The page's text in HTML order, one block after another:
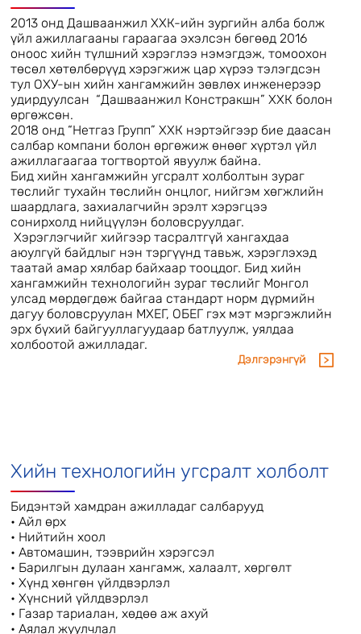
2013 онд Дашваанжил ХХК-ийн зургийн алба болж
үйл ажиллагааны гараагаа эхэлсэн бөгөөд 2016
оноос хийн түлшний хэрэглээ нэмэгдэж, томоохон
төсөл хөтөлбөрүүд хэрэгжиж цар хүрээ тэлэгдсэн
тул ОХУ-ын хийн хангамжийн зөвлөх инженерээр
удирдуулсан “Дашваанжил Констракшн” ХХК болон
өргөжсөн.
2018 онд “Нетгаз Групп” ХХК нэртэйгээр бие даасан
салбар компани болон өргөжиж өнөөг хүртэл үйл
ажиллагаагаа тогтвортой явуулж байна.
Бид хийн хангамжийн угсралт холболтын зураг
төслийг тухайн төслийн онцлог, нийгэм хөгжлийн
шаардлага, захиалагчийн эрэлт хэрэгцээ
сонирхолд нийцүүлэн боловсруулдаг.
Хэрэглэгчийг хийгээр тасралтгүй хангахдаа
аюулгүй байдлыг нэн тэргүүнд тавьж, хэрэглэхэд
таатай амар хялбар байхаар тооцдог. Бид хийн
хангамжийн технологийн зураг төслийг Монгол
улсад мөрдөгдөж байгаа стандарт норм дүрмийн
дагуу боловсруулан МХЕГ, ОБЕГ гэх мэт мэргэжлийн
эрх бүхий байгууллагуудаар батлуулж, уялдаа
холбоотой ажилладаг.
Дэлгэрэнгүй
Хийн технологийн угсралт холболт
Бидэнтэй хамдран ажилладаг салбарууд
• Айл өрх
• Нийтийн хоол
• Автомашин, тээврийн хэрэгсэл
• Барилгын дулаан хангамж, халаалт, хөргөлт
• Хүнд хөнгөн үйлдвэрлэл
• Хүнсний үйлдвэрлэл
• Газар тариалан, хөдөө аж ахуй
• Аялал жуулчлал